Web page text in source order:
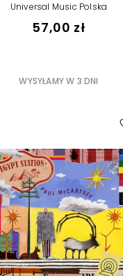
Universal Music Polska
57,00 zł
WYSYŁAMY W 3 DNI